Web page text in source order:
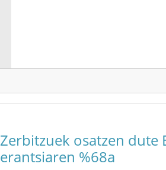
Zerbitzuek osatzen dute
erantsiaren %68a